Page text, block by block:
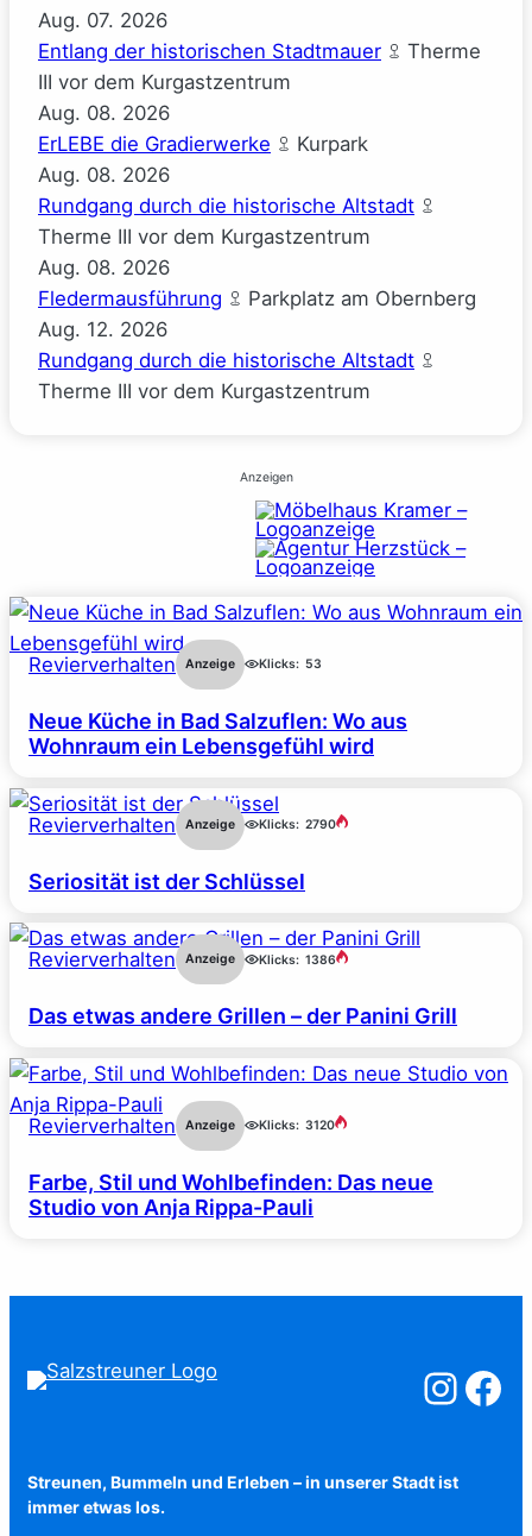
Aug. 07. 2026
Entlang der historischen Stadtmauer
Therme
III vor dem Kurgastzentrum
Aug. 08. 2026
ErLEBE die Gradierwerke
Kurpark
Aug. 08. 2026
Rundgang durch die historische Altstadt
Therme III vor dem Kurgastzentrum
Aug. 08. 2026
Fledermausführung
Parkplatz am Obernberg
Aug. 12. 2026
Rundgang durch die historische Altstadt
Therme III vor dem Kurgastzentrum
Anzeigen
Revierverhalten Anzeige Klicks: 53
Neue Küche in Bad Salzuflen: Wo aus
Wohnraum ein Lebensgefühl wird
Revierverhalten Anzeige Klicks: 2790
Seriosität ist der Schlüssel
Revierverhalten Anzeige Klicks: 1386
Das etwas andere Grillen – der Panini Grill
Revierverhalten Anzeige Klicks: 3120
Farbe, Stil und Wohlbefinden: Das neue
Studio von Anja Rippa-Pauli
Salzstreuner
Streunen, Bummeln und Erleben – in unserer Stadt ist
immer etwas los.